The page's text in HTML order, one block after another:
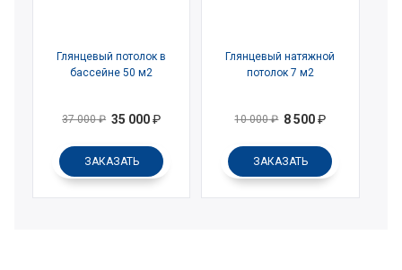
Глянцевый потолок в
бассейне 50 м2
37 000₽ 35 000₽
ЗАКАЗАТЬ
Глянцевый натяжной
потолок 7 м2
10 000₽ 8 500₽
ЗАКАЗАТЬ